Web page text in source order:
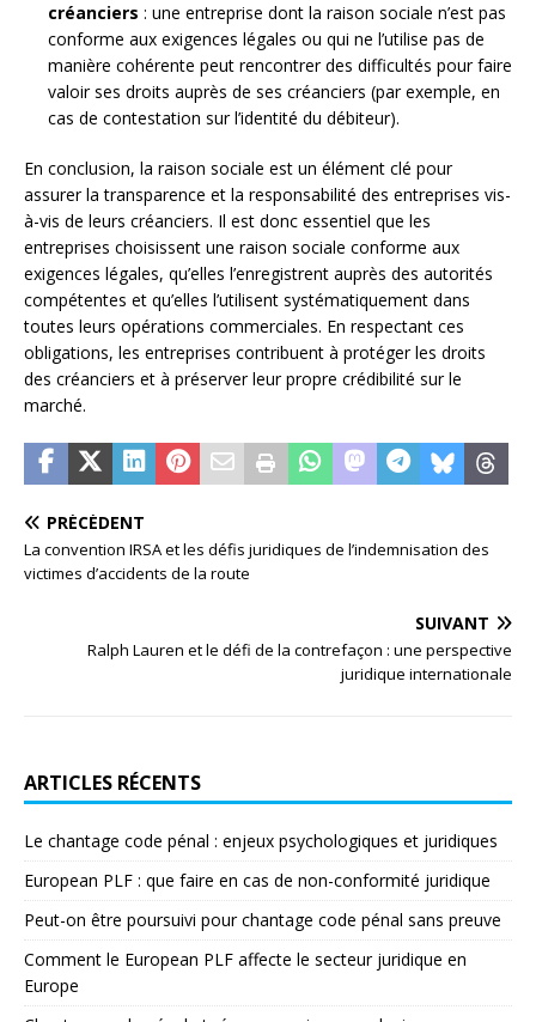
créanciers : une entreprise dont la raison sociale n’est pas
conforme aux exigences légales ou qui ne l’utilise pas de
manière cohérente peut rencontrer des difficultés pour faire
valoir ses droits auprès de ses créanciers (par exemple, en
cas de contestation sur l’identité du débiteur).
En conclusion, la raison sociale est un élément clé pour
assurer la transparence et la responsabilité des entreprises vis-
à-vis de leurs créanciers. Il est donc essentiel que les
entreprises choisissent une raison sociale conforme aux
exigences légales, qu’elles l’enregistrent auprès des autorités
compétentes et qu’elles l’utilisent systématiquement dans
toutes leurs opérations commerciales. En respectant ces
obligations, les entreprises contribuent à protéger les droits
des créanciers et à préserver leur propre crédibilité sur le
marché.
PRÉCÉDENT
La convention IRSA et les défis juridiques de l’indemnisation des
victimes d’accidents de la route
SUIVANT
Ralph Lauren et le défi de la contrefaçon : une perspective
juridique internationale
ARTICLES RÉCENTS
Le chantage code pénal : enjeux psychologiques et juridiques
European PLF : que faire en cas de non-conformité juridique
Peut-on être poursuivi pour chantage code pénal sans preuve
Comment le European PLF affecte le secteur juridique en
Europe